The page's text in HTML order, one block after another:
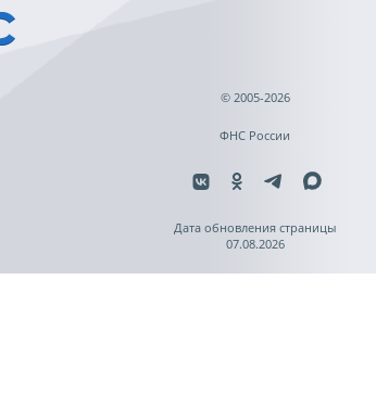
© 2005-2026
ФНС России
Дата обновления страницы
07.08.2026